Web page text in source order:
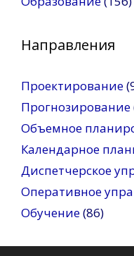
Направления
Проектирование
Прогнозирование
Объемное
Календарное
Диспетчерское
Оперативное
Обучение(86)